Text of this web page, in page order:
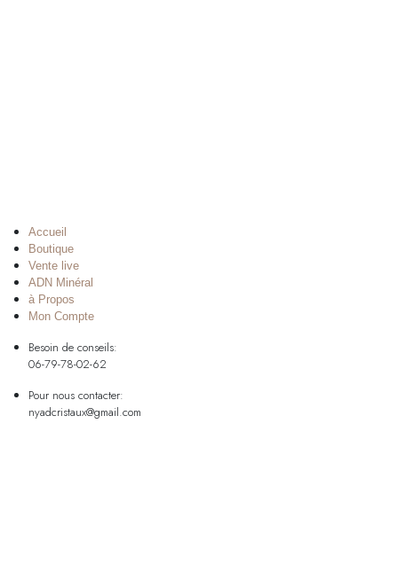
Accueil
Boutique
Vente live
ADN Minéral
à Propos
Mon Compte
Besoin de conseils:
06-79-78-02-62
Pour nous contacter:
nyadcristaux@gmail.com